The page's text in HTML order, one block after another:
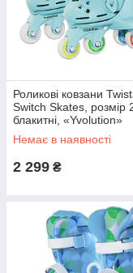
Роликові ковзани
Switch Skates, розмір
блакитні, «Yvolution»
(YC03B4)
Немає в наявності
2 299 ₴